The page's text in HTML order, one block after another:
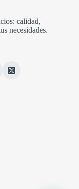
calidad,
necesidades.